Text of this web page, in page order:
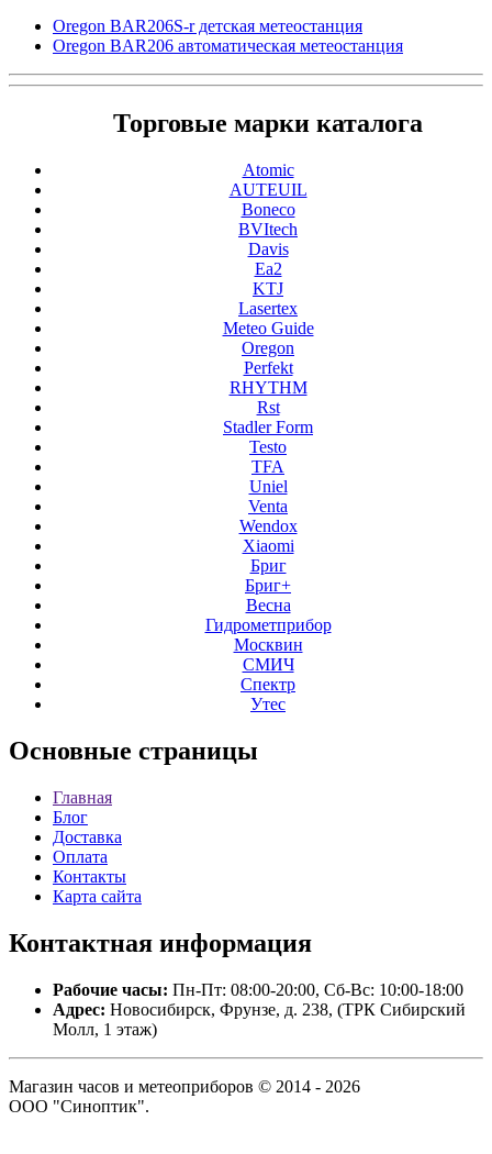
Oregon BAR206S-r детская метеостанция
Oregon BAR206 автоматическая метеостанция
Торговые марки каталога
Atomic
AUTEUIL
Boneco
BVItech
Davis
Ea2
KTJ
Lasertex
Meteo Guide
Oregon
Perfekt
RHYTHM
Rst
Stadler Form
Testo
TFA
Uniel
Venta
Wendox
Xiaomi
Бриг
Бриг+
Весна
Гидрометприбор
Москвин
СМИЧ
Спектр
Утес
Основные страницы
Главная
Блог
Доставка
Оплата
Контакты
Карта сайта
Контактная информация
Рабочие часы: Пн-Пт: 08:00-20:00, Сб-Вс: 10:00-18:00
Адрес: Новосибирск, Фрунзе, д. 238, (ТРК Сибирский
Молл, 1 этаж)
Магазин часов и метеоприборов © 2014 - 2026
ООО "Синоптик".